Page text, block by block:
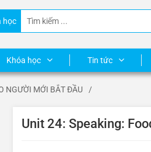
học
Khóa học Tin tức
NGƯỜI MỚI BẮT ĐẦU /
Unit 24: Speaking: